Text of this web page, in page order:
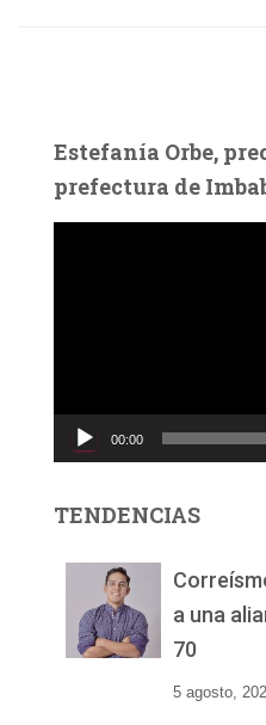
Estefanía Orbe,
prefectura de
c
d
00:00
TENDENCIAS
a una
70
5 agosto,